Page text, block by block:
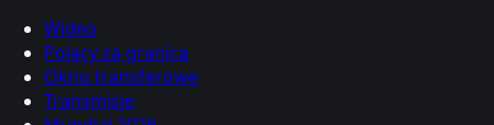
Wideo
Polacy za granicą
Okno transferowe
Transmisje